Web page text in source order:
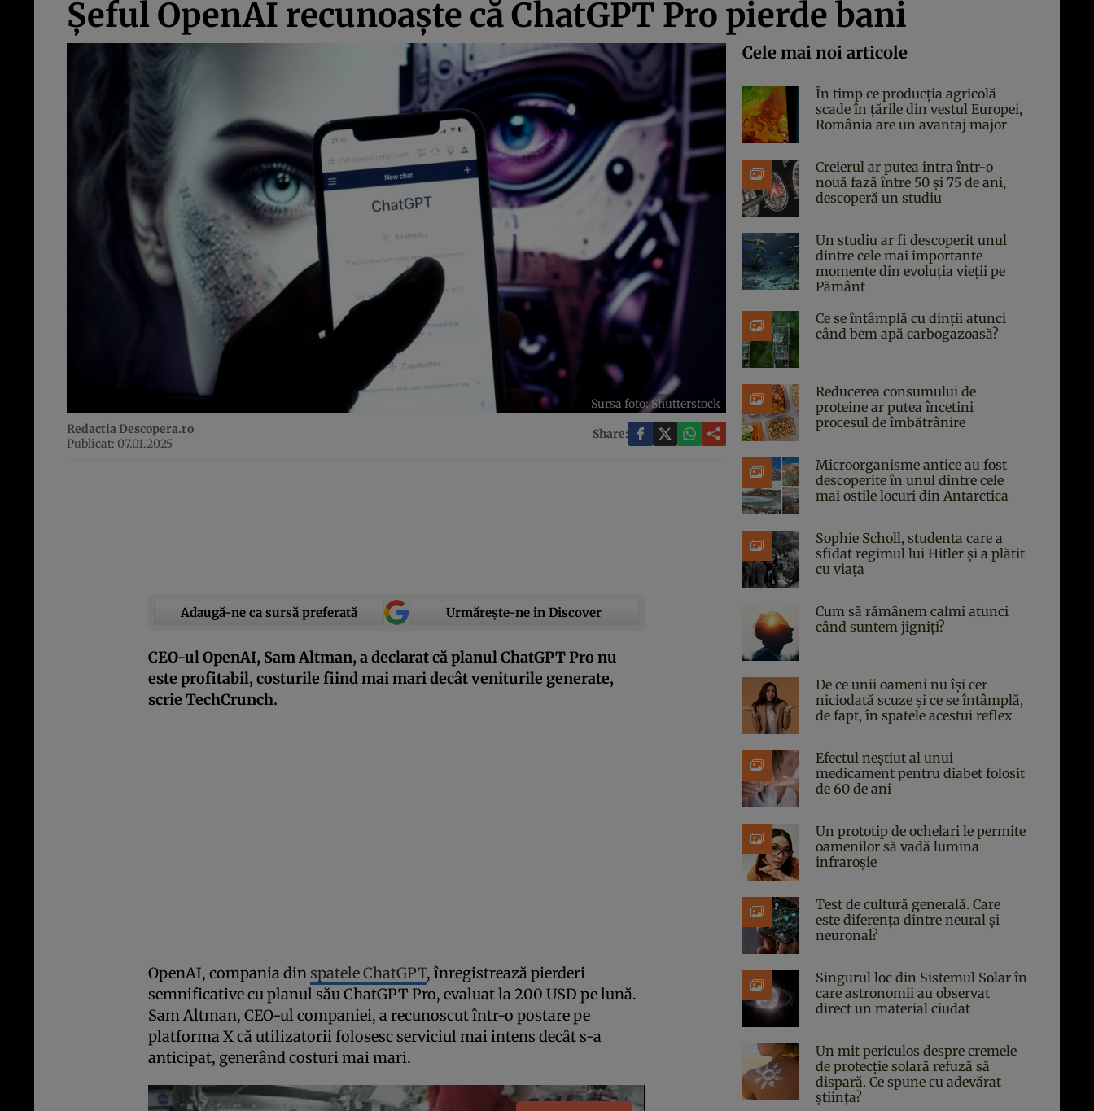
Șeful OpenAI recunoaște că ChatGPT Pro pierde bani
Sursa foto: Shutterstock
Redactia Descopera.ro
Publicat: 07.01.2025
Share:
Adaugă-ne ca sursă preferată Urmărește-ne in Discover
CEO-ul OpenAI, Sam Altman, a declarat că planul ChatGPT Pro nu
este profitabil, costurile fiind mai mari decât veniturile generate,
scrie TechCrunch.
OpenAI, compania din spatele ChatGPT, înregistrează pierderi
semnificative cu planul său ChatGPT Pro, evaluat la 200 USD pe lună.
Sam Altman, CEO-ul companiei, a recunoscut într-o postare pe
platforma X că utilizatorii folosesc serviciul mai intens decât s-a
anticipat, generând costuri mai mari.
Cele mai noi articole
În timp ce producția agricolă
scade în țările din vestul Europei,
România are un avantaj major
Creierul ar putea intra într-o
nouă fază între 50 și 75 de ani,
descoperă un studiu
Un studiu ar fi descoperit unul
dintre cele mai importante
momente din evoluția vieții pe
Pământ
Ce se întâmplă cu dinții atunci
când bem apă carbogazoasă?
Reducerea consumului de
proteine ar putea încetini
procesul de îmbătrânire
Microorganisme antice au fost
descoperite în unul dintre cele
mai ostile locuri din Antarctica
Sophie Scholl, studenta care a
sfidat regimul lui Hitler și a plătit
cu viața
Cum să rămânem calmi atunci
când suntem jigniți?
De ce unii oameni nu își cer
niciodată scuze și ce se întâmplă,
de fapt, în spatele acestui reflex
Efectul neștiut al unui
medicament pentru diabet folosit
de 60 de ani
Un prototip de ochelari le permite
oamenilor să vadă lumina
infraroșie
Test de cultură generală. Care
este diferența dintre neural și
neuronal?
Singurul loc din Sistemul Solar în
care astronomii au observat
direct un material ciudat
Un mit periculos despre cremele
de protecție solară refuză să
dispară. Ce spune cu adevărat
știința?